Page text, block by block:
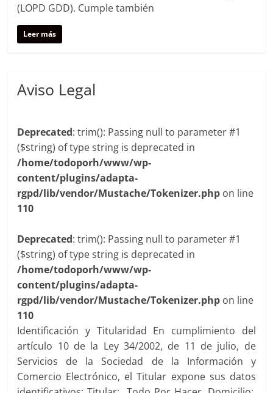
(LOPD GDD). Cumple también
Leer más
Aviso Legal
Deprecated: trim(): Passing null to parameter #1
($string) of type string is deprecated in
/home/todoporh/www/wp-
content/plugins/adapta-
rgpd/lib/vendor/Mustache/Tokenizer.php on line
110
Deprecated: trim(): Passing null to parameter #1
($string) of type string is deprecated in
/home/todoporh/www/wp-
content/plugins/adapta-
rgpd/lib/vendor/Mustache/Tokenizer.php on line
110
Identificación y Titularidad En cumplimiento del
artículo 10 de la Ley 34/2002, de 11 de julio, de
Servicios de la Sociedad de la Información y
Comercio Electrónico, el Titular expone sus datos